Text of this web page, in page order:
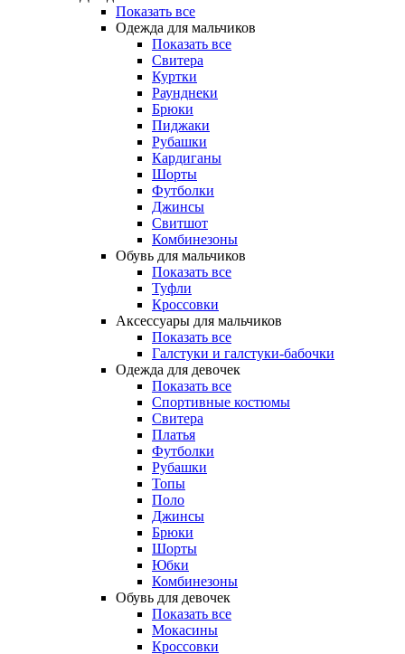
Показать все
Одежда для мальчиков
Показать все
Свитера
Куртки
Раунднеки
Брюки
Пиджаки
Рубашки
Кардиганы
Шорты
Футболки
Джинсы
Свитшот
Комбинезоны
Обувь для мальчиков
Показать все
Туфли
Кроссовки
Аксессуары для мальчиков
Показать все
Галстуки и галстуки-бабочки
Одежда для девочек
Показать все
Спортивные костюмы
Свитера
Платья
Футболки
Рубашки
Топы
Поло
Джинсы
Брюки
Шорты
Юбки
Комбинезоны
Обувь для девочек
Показать все
Мокасины
Кроссовки